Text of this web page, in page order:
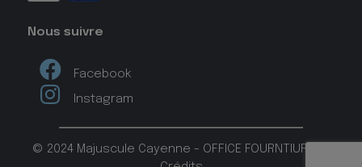
Nous suivre
Facebook
Instagram
© 2024 Majuscule Cayenne - OFFICE FOURNTIURES -